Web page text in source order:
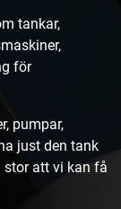
tankar,
för
pumpar,
just den tank
stor att vi kan få